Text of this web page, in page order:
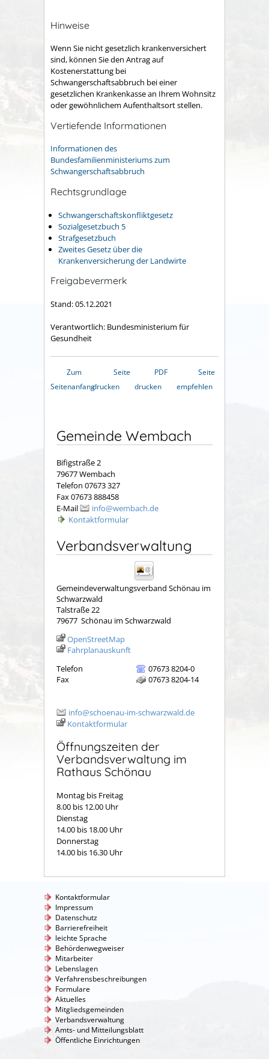
Hinweise
Wenn Sie nicht gesetzlich krankenversichert
sind, können Sie den Antrag auf
Kostenerstattung bei
Schwangerschaftsabbruch bei einer
gesetzlichen Krankenkasse an Ihrem Wohnsitz
oder gewöhnlichem Aufenthaltsort stellen.
Vertiefende Informationen
Informationen des
Bundesfamilienministeriums zum
Schwangerschaftsabbruch
Rechtsgrundlage
Schwangerschaftskonfliktgesetz
Sozialgesetzbuch 5
Strafgesetzbuch
Zweites Gesetz über die
Krankenversicherung der Landwirte
Freigabevermerk
Stand: 05.12.2021
Verantwortlich: Bundesministerium für
Gesundheit
Zum
Seitenanfang
Seite
drucken
PDF
drucken
Seite
empfehlen
Gemeinde Wembach
Bifigstraße 2
79677 Wembach
Telefon 07673 327
Fax 07673 888458
E-Mail
info@wembach.de
Kontaktformular
Verbandsverwaltung
Gemeindeverwaltungsverband Schönau im
Schwarzwald
Talstraße 22
79677 Schönau im Schwarzwald
OpenStreetMap
Fahrplanauskunft
Telefon
07673 8204-0
Fax
07673 8204-14
info@schoenau-im-schwarzwald.de
Kontaktformular
Öffnungszeiten der
Verbandsverwaltung im
Rathaus Schönau
Montag bis Freitag
8.00 bis 12.00 Uhr
Dienstag
14.00 bis 18.00 Uhr
Donnerstag
14.00 bis 16.30 Uhr
Kontaktformular
Impressum
Datenschutz
Barrierefreiheit
leichte Sprache
Behördenwegweiser
Mitarbeiter
Lebenslagen
Verfahrensbeschreibungen
Formulare
Aktuelles
Mitgliedsgemeinden
Verbandsverwaltung
Amts- und Mitteilungsblatt
Öffentliche Einrichtungen